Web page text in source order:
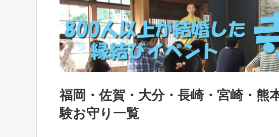
福岡・佐賀・大分・長崎・宮崎・熊
験お守り一覧